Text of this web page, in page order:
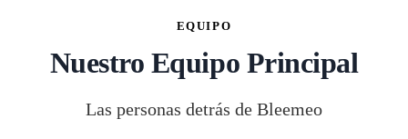
EQUIPO
Nuestro Equipo Principal
Las personas detrás de Bleemeo